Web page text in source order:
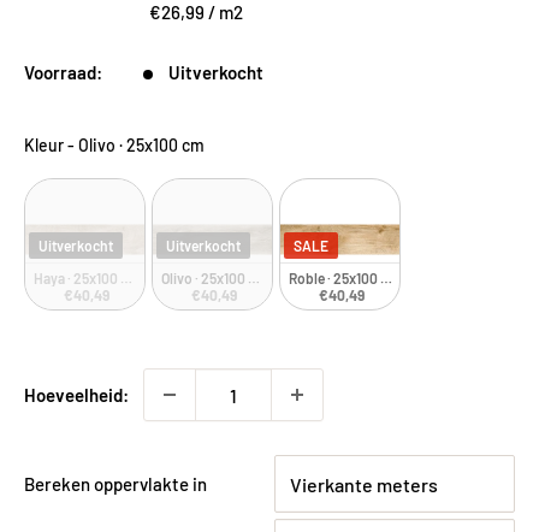
€26,99 / m2
Voorraad: Uitverkocht
Kleur- Olivo · 25x100 cm
Uitverkocht
Haya · 25x100 cm
€40,49
Uitverkocht
Olivo · 25x100 cm
€40,49
SALE
Roble · 25x100 cm
€40,49
Hoeveelheid:
Bereken oppervlakte in